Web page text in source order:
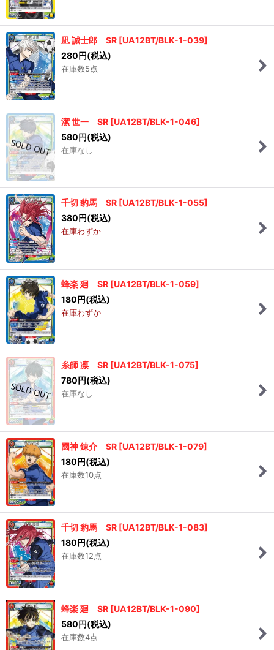
凪 誠士郎 SR [UA12BT/BLK-1-039]
280円(税込)
在庫数5点
潔 世一 SR [UA12BT/BLK-1-046]
580円(税込)
在庫なし
千切 豹馬 SR [UA12BT/BLK-1-055]
380円(税込)
在庫わずか
蜂楽 廻 SR [UA12BT/BLK-1-059]
180円(税込)
在庫わずか
糸師 凛 SR [UA12BT/BLK-1-075]
780円(税込)
在庫なし
國神 錬介 SR [UA12BT/BLK-1-079]
180円(税込)
在庫数10点
千切 豹馬 SR [UA12BT/BLK-1-083]
180円(税込)
在庫数12点
蜂楽 廻 SR [UA12BT/BLK-1-090]
580円(税込)
在庫数4点